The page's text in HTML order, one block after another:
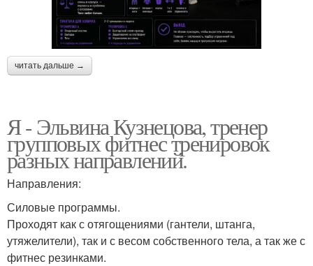
читать дальше →
Я - Эльвина Кузнецова, тренер
групповых фитнес тренировок
разных направлений.
Направления:
Силовые программы.
Проходят как с отягощениями (гантели, штанга,
утяжелители), так и с весом собственного тела, а так же с
фитнес резинками.